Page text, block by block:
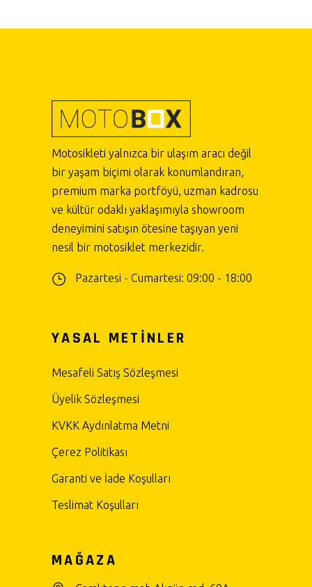
Motosikleti yalnızca bir ulaşım aracı değil
bir yaşam biçimi olarak konumlandıran,
premium marka portföyü, uzman kadrosu
ve kültür odaklı yaklaşımıyla showroom
deneyimini satışın ötesine taşıyan yeni
nesil bir motosiklet merkezidir.
Pazartesi - Cumartesi: 09:00 - 18:00
YASAL METİNLER
Mesafeli Satış Sözleşmesi
Üyelik Sözleşmesi
KVKK Aydınlatma Metni
Çerez Politikası
Garanti ve İade Koşulları
Teslimat Koşulları
MAĞAZA